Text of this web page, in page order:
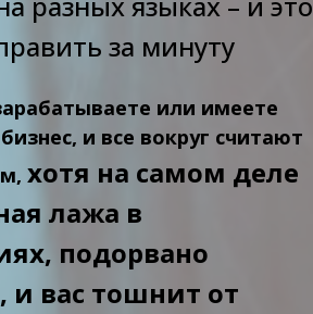
за минуту
или имеете
и все вокруг считают
хотя на самом деле
лажа в
подорвано
и вас тошнит от